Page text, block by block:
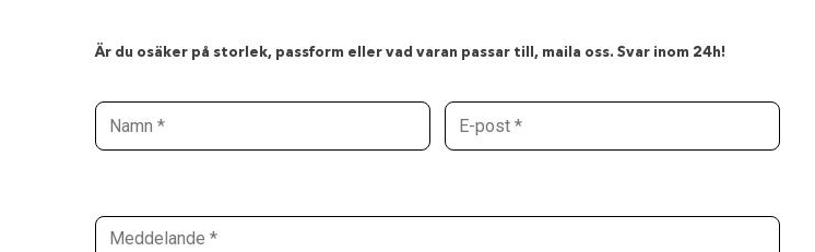
Är du osäker på storlek, passform eller vad varan passar till, maila oss. Svar inom 24h!